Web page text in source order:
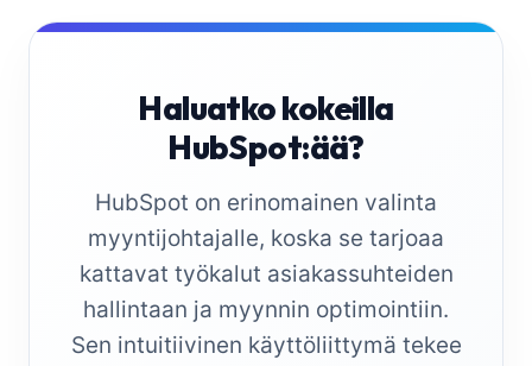
Haluatko kokeilla
HubSpot:ää?
HubSpot on erinomainen valinta
myyntijohtajalle, koska se tarjoaa
kattavat työkalut asiakassuhteiden
hallintaan ja myynnin optimointiin.
Sen intuitiivinen käyttöliittymä tekee